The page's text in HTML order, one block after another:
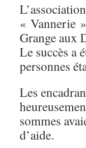
« Vannerie
Grange aux
Le succès a
personnes
Les
sommes
d’aide.